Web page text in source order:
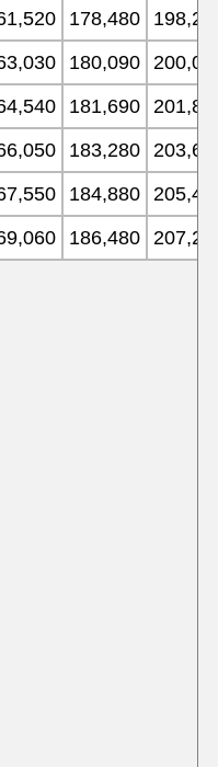
178,480
180,090
181,690
183,280
184,880
186,480